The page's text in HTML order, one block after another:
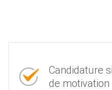
Candidature
de motivation